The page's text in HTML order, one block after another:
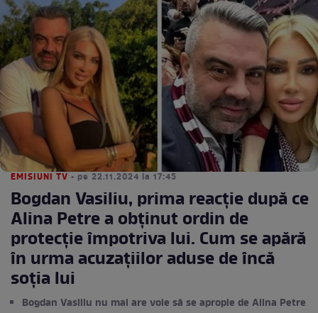
EMISIUNI TV • pe 22.11.2024 la 17:45
Bogdan Vasiliu, prima reacție după ce
Alina Petre a obținut ordin de
protecție împotriva lui. Cum se apără
în urma acuzațiilor aduse de încă
soția lui
Bogdan Vasiliu nu mai are voie să se apropie de Alina Petre